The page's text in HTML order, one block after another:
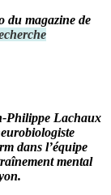
du magazine de
Philippe Lachaux
dans l’équipe
mental